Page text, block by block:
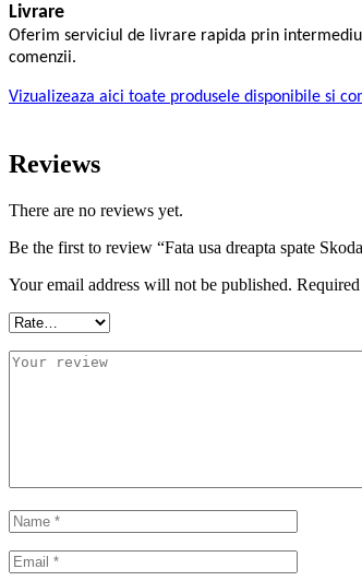
Livrare
Oferim serviciul de livrare rapida prin
comenzii.
Vizualizeaza aici toate produsele disponibile si
Reviews
There are no reviews yet.
Be the first to review “Fata usa dreapta spate
Your email address will not be published.